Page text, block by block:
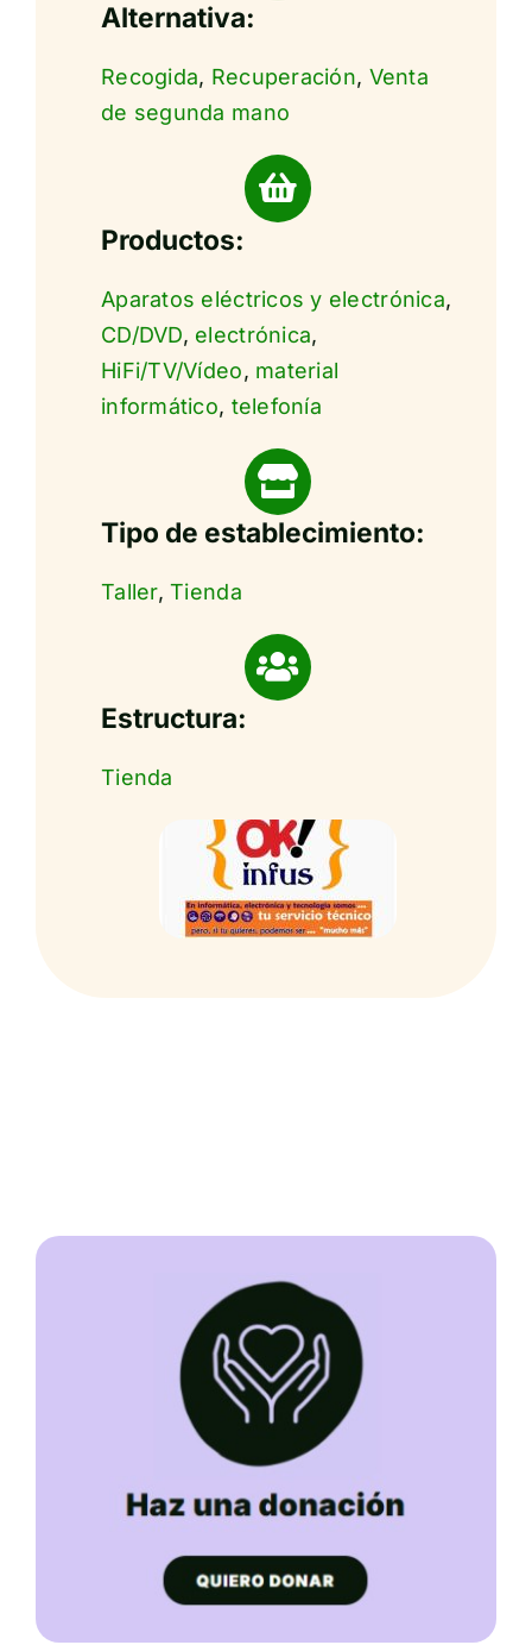
Alternativa:
Recogida, Recuperación, Venta
de segunda mano
Productos:
Aparatos eléctricos y electrónica,
CD/DVD, electrónica,
HiFi/TV/Vídeo, material
informático, telefonía
Tipo de establecimiento:
Taller,Tienda
Estructura:
Tienda